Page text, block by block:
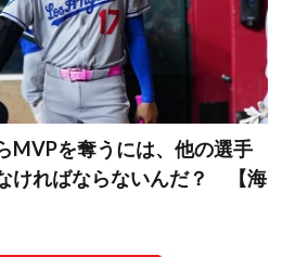
MVPを奪うには、他の選手
ければならないんだ？ 【海